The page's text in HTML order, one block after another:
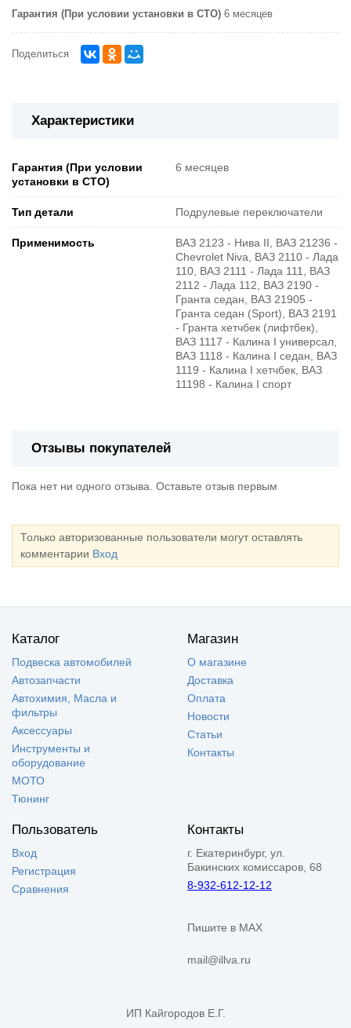
Гарантия (При условии установки в СТО) 6 месяцев
Поделиться
Характеристики
Гарантия (При условии
установки в СТО)
6 месяцев
Тип детали Подрулевые переключатели
Применимость
ВАЗ 2123 - Нива II, ВАЗ 21236 -
Chevrolet Niva, ВАЗ 2110 - Лада
110, ВАЗ 2111 - Лада 111, ВАЗ
2112 - Лада 112, ВАЗ 2190 -
Гранта седан, ВАЗ 21905 -
Гранта седан (Sport), ВАЗ 2191
- Гранта хетчбек (лифтбек),
ВАЗ 1117 - Калина I универсал,
ВАЗ 1118 - Калина I седан, ВАЗ
1119 - Калина I хетчбек, ВАЗ
11198 - Калина I спорт
Отзывы покупателей
Пока нет ни одного отзыва. Оставьте отзыв первым
Только авторизованные пользователи могут оставлять
комментарии Вход
Каталог
Подвеска автомобилей
Автозапчасти
Автохимия, Масла и
фильтры
Аксессуары
Инструменты и
оборудование
МОТО
Тюнинг
Магазин
О магазине
Доставка
Оплата
Новости
Статьи
Контакты
Пользователь
Вход
Регистрация
Сравнения
Контакты
г. Екатеринбург, ул.
Бакинских комиссаров, 68
8-932-612-12-12
Пишите в MAX
mail@illva.ru
ИП Кайгородов Е.Г.